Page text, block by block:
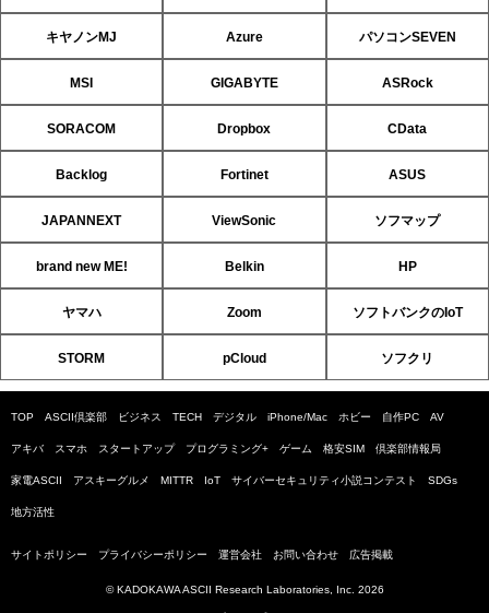
キヤノンMJ Azure パソコンSEVEN
MSI GIGABYTE ASRock
SORACOM Dropbox CData
Backlog Fortinet ASUS
JAPANNEXT ViewSonic ソフマップ
brand new ME! Belkin HP
ヤマハ Zoom ソフトバンクのIoT
STORM pCloud ソフクリ
TOP ASCII倶楽部 ビジネス TECH デジタル iPhone/Mac ホビー 自作PC AV
アキバ スマホ スタートアップ プログラミング+ ゲーム 格安SIM 倶楽部情報局
家電ASCII アスキーグルメ MITTR IoT サイバーセキュリティ小説コンテスト SDGs
地方活性
サイトポリシー プライバシーポリシー 運営会社 お問い合わせ 広告掲載
© KADOKAWA ASCII Research Laboratories, Inc. 2026